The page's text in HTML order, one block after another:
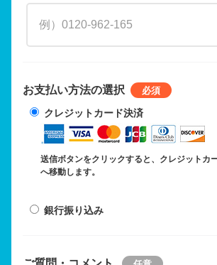
お支払い方法の選択
クレジットカード決済
送信ボタンをクリックすると、クレジットカ
へ移動します。
銀行振り込み